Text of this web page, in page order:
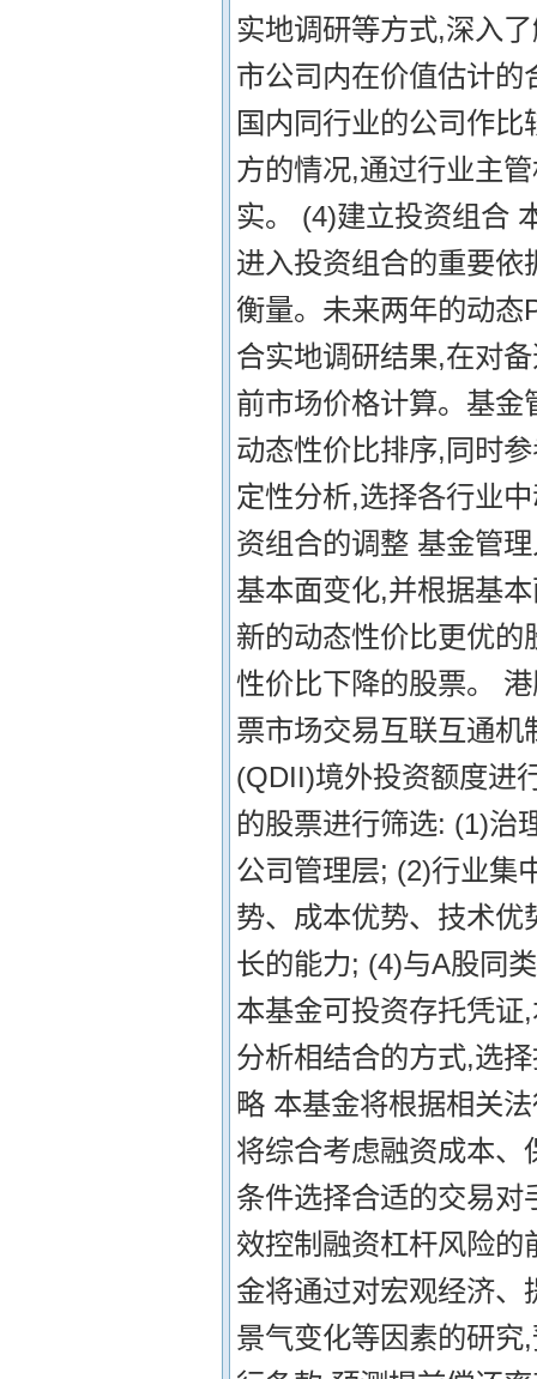
实地调研等方式,深入
市公司内在价值估计
国内同行业的公司作
方的情况,通过行业主
实。 (4)建立投资组合
进入投资组合的重要
衡量。未来两年的动
合实地调研结果,在对
前市场价格计算。基
动态性价比排序,同时
定性分析,选择各行业
资组合的调整 基金管
基本面变化,并根据基
新的动态性价比更优
性价比下降的股票。
票市场交易互联互通
(QDII)境外投资额度进
的股票进行筛选: (1)治
公司管理层; (2)行业集
势、成本优势、技术
长的能力; (4)与A股同
本基金可投资存托凭
分析相结合的方式,选
略 本基金将根据相关
将综合考虑融资成本
条件选择合适的交易
效控制融资杠杆风险
金将通过对宏观经济
景气变化等因素的研